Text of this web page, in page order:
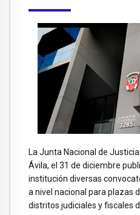
La Junta Nacional de
Ávila, el 31 de diciembre
institución diversas
a nivel nacional para plazas
distritos judiciales y fiscales